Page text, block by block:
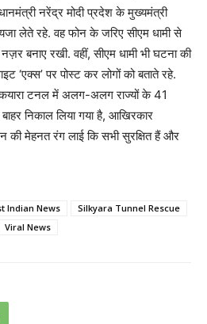
नरेंद्र मोदी प्रदेश के मुख्यमंत्री
लेते रहे. वह फोन के जरिए सीएम धामी से
बनाए रखी. वहीं, सीएम धामी भी घटना की
‘एक्स’ पर पोस्ट कर लोगों को बताते रहे.
टनल में अलग-अलग राज्यों के 41
निकाल लिया गया है, आखिरकार
की मेहनत रंग लाई कि सभी सुरक्षित हैं और
Indian News
Silkyara Tunnel Rescue
Viral News